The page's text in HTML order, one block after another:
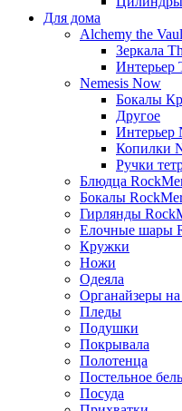
Для дома
Alchemy the
Зеркала
Интерьер
Nemesis Now
Бокалы
Другое
Интерьер
Копилки
Ручки
Блюдца
Бокалы
Гирлянды
Елочные шары
Кружки
Ножи
Одеяла
Органайзеры на
Пледы
Подушки
Покрывала
Полотенца
Постельное
Посуда